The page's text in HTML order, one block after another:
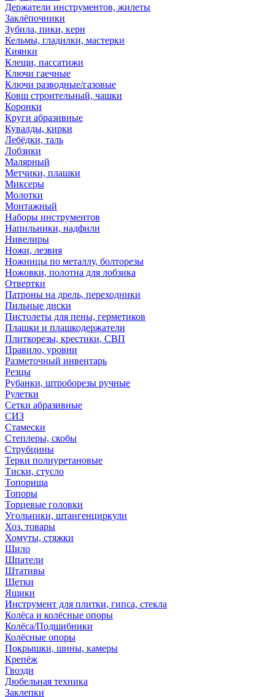
Держатели инструментов, жилеты
Заклёпочники
Зубила, пики, керн
Кельмы, гладилки, мастерки
Киянки
Клещи, пассатижи
Ключи гаечные
Ключи разводные/газовые
Ковш строительный, чашки
Коронки
Круги абразивные
Кувалды, кирки
Лебёдки, таль
Лобзики
Малярный
Метчики, плашки
Миксеры
Молотки
Монтажный
Наборы инструментов
Напильники, надфили
Нивелиры
Ножи, лезвия
Ножницы по металлу, болторезы
Ножовки, полотна для лобзика
Отвертки
Патроны на дрель, переходники
Пильные диски
Пистолеты для пены, герметиков
Плашки и плашкодержатели
Плиткорезы, крестики, СВП
Правило, уровни
Разметочный инвентарь
Резцы
Рубанки, штроборезы ручные
Рулетки
Сетки абразивные
СИЗ
Стамески
Степлеры, скобы
Струбцины
Терки полиуретановые
Тиски, стусло
Топорища
Топоры
Торцевые головки
Угольники, штангенциркули
Хоз. товары
Хомуты, стяжки
Шило
Шпатели
Штативы
Щетки
Ящики
Инструмент для плитки, гипса, стекла
Колёса и колёсные опоры
Колёса/Подшибники
Колёсные опоры
Покрышки, шины, камеры
Крепёж
Гвозди
Дюбельная техника
Заклепки